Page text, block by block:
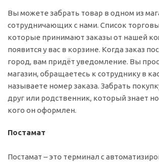
Вы можете забрать товар в одном из
сотрудничающих с нами. Список
которые принимают заказы от нашей
появится у вас в корзине. Когда заказ
город, вам придёт уведомление. Вы
магазин, обращаетесь к сотруднику в
называете номер заказа. Забрать
друг или родственник, который знает
кого он оформлен.
Постамат
Постамат – это терминал с